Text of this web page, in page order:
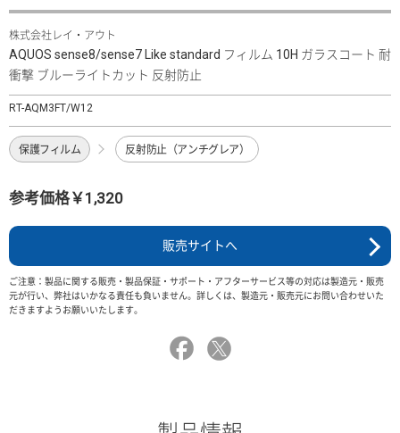
株式会社レイ・アウト
AQUOS sense8/sense7 Like standard フィルム 10H ガラスコート 耐
衝撃 ブルーライトカット 反射防止
RT-AQM3FT/W12
保護フィルム 反射防止（アンチグレア）
参考価格￥1,320
販売サイトへ
ご注意：製品に関する販売・製品保証・サポート・アフターサービス等の対応は製造元・販売
元が行い、弊社はいかなる責任も負いません。詳しくは、製造元・販売元にお問い合わせいた
だきますようお願いいたします。